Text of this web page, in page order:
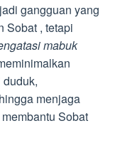
gangguan yang
Sobat , tetapi
mabuk
menjaga
Sobat